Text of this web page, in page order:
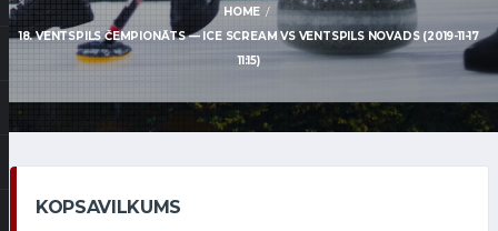
HOME
18. VENTSPILS ČEMPIONĀTS — ICE SCREAM VS VENTSPILS NOVADS (2019-11-17
11:15)
KOPSAVILKUMS